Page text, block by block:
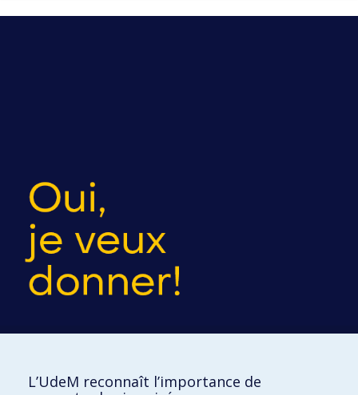
L’UdeM reconnaît l’importance de